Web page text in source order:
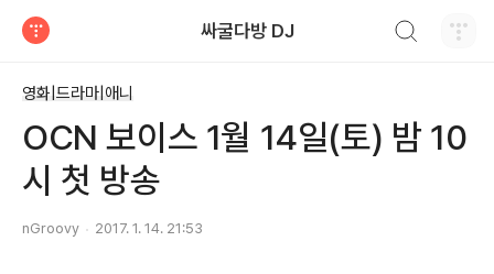
싸굴다방 DJ
영화|드라마|애니
OCN 보이스 1월 14일(토) 밤 10
시 첫 방송
nGroovy 2017. 1. 14. 21:53